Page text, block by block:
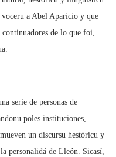
a Abel Aparicio y que
de lo que foi,
serie de personas de
poles instituciones,
un discursu hestóricu y
personalidá de Lleón. Sicasí,